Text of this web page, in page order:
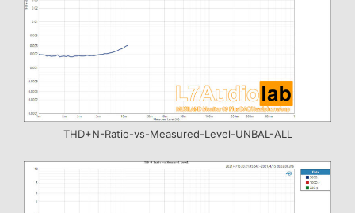
THD+N-Ratio-vs-Measured-Level-UNBAL-ALL